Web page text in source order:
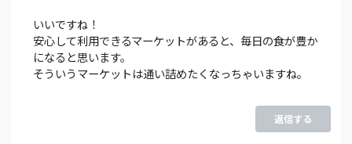
いいですね！
安心して利用できるマーケットがあると、毎日の食が豊か
になると思います。
そういうマーケットは通い詰めたくなっちゃいますね。
返信する